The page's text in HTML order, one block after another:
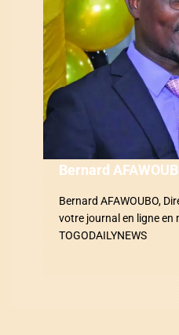
Bernard
Bernard AFAWOUBO,
votre journal en ligne en
TOGODAILYNEWS